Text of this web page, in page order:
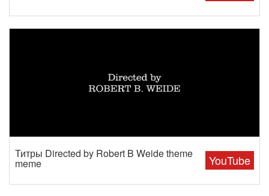
YouTube
Титры Directed by Robert B Weide theme
meme